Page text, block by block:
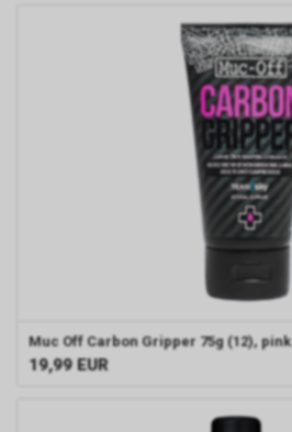
Muc Off Carbon Gripper 75g (12), pink
19,99 EUR